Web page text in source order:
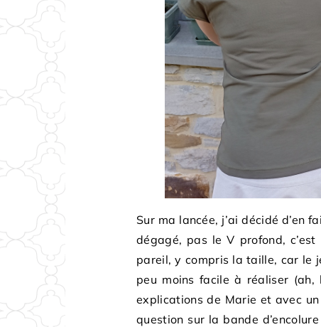
Sur ma lancée, j’ai décidé d’en
dégagé, pas le V profond,
pareil, y compris la taille, car le
peu moins facile à réaliser (ah,
explications de Marie et avec un
question sur la bande